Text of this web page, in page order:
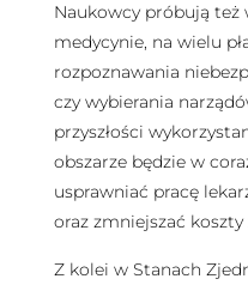
Naukowcy próbują też
medycynie, na wielu
rozpoznawania
czy wybierania
przyszłości
obszarze będzie w
usprawniać pracę
oraz zmniejszać
Z kolei w Stanach